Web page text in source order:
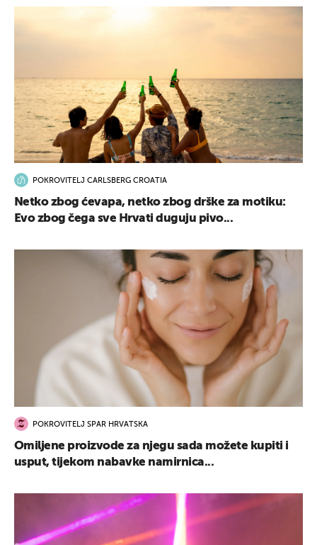
POKROVITELJ CARLSBERG CROATIA
Netko zbog ćevapa, netko zbog drške za motiku:
Evo zbog čega sve Hrvati duguju pivo...
POKROVITELJ SPAR HRVATSKA
Omiljene proizvode za njegu sada možete kupiti i
usput, tijekom nabavke namirnica...